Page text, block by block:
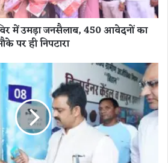
में उमड़ा जनसैलाब, 450 आवेदनों का
पर ही निपटारा